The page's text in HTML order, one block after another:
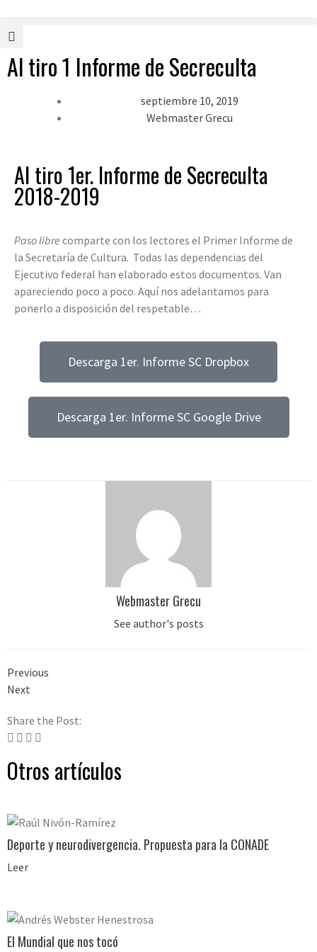
Al tiro 1 Informe de Secreculta
septiembre 10, 2019
Webmaster Grecu
Al tiro 1er. Informe de Secreculta
2018-2019
Paso libre comparte con los lectores el Primer Informe de
la Secretaría de Cultura. Todas las dependencias del
Ejecutivo federal han elaborado estos documentos. Van
apareciendo poco a poco. Aquí nos adelantamos para
ponerlo a disposición del respetable…
Descarga 1er. Informe SC Dropbox
Descarga 1er. Informe SC Google Drive
Webmaster Grecu
See author's posts
Previous
Next
Share the Post:
Otros artículos
Deporte y neurodivergencia. Propuesta para la CONADE
Leer
El Mundial que nos tocó